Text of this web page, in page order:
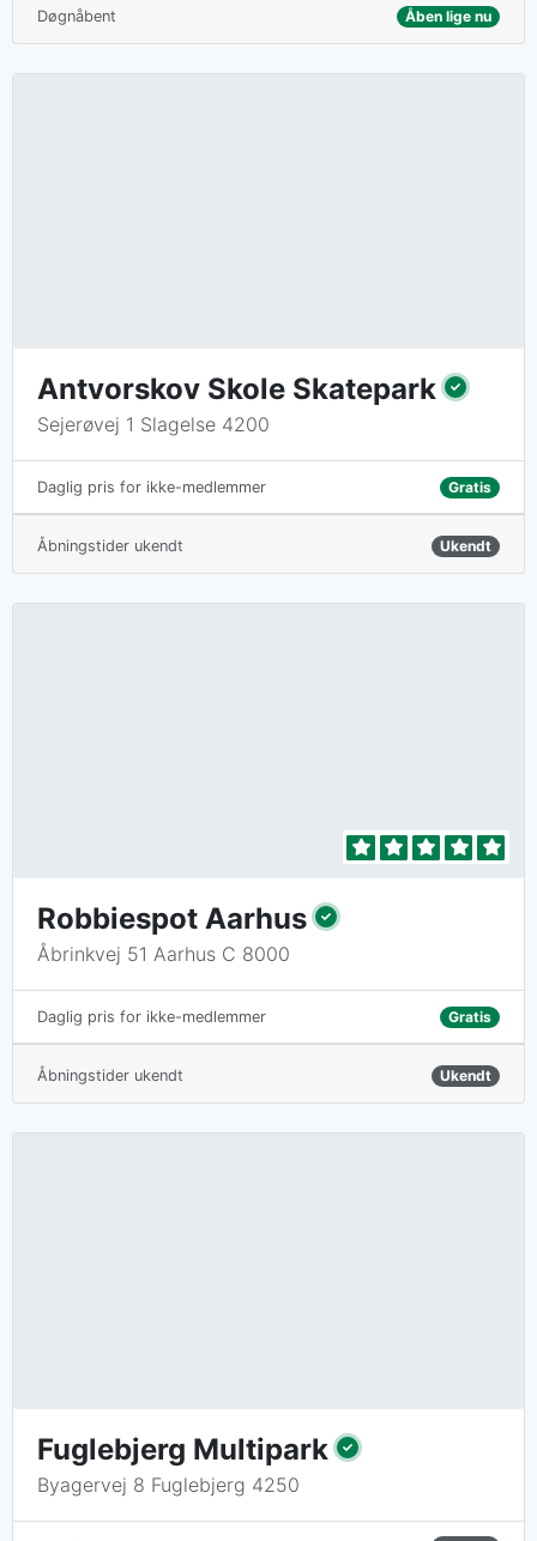
Døgnåbent Åben lige nu
Antvorskov Skole Skatepark
Sejerøvej 1 Slagelse 4200
Daglig pris for ikke-medlemmer Gratis
Åbningstider ukendt Ukendt
Robbiespot Aarhus
Åbrinkvej 51 Aarhus C 8000
Daglig pris for ikke-medlemmer Gratis
Åbningstider ukendt Ukendt
Fuglebjerg Multipark
Byagervej 8 Fuglebjerg 4250